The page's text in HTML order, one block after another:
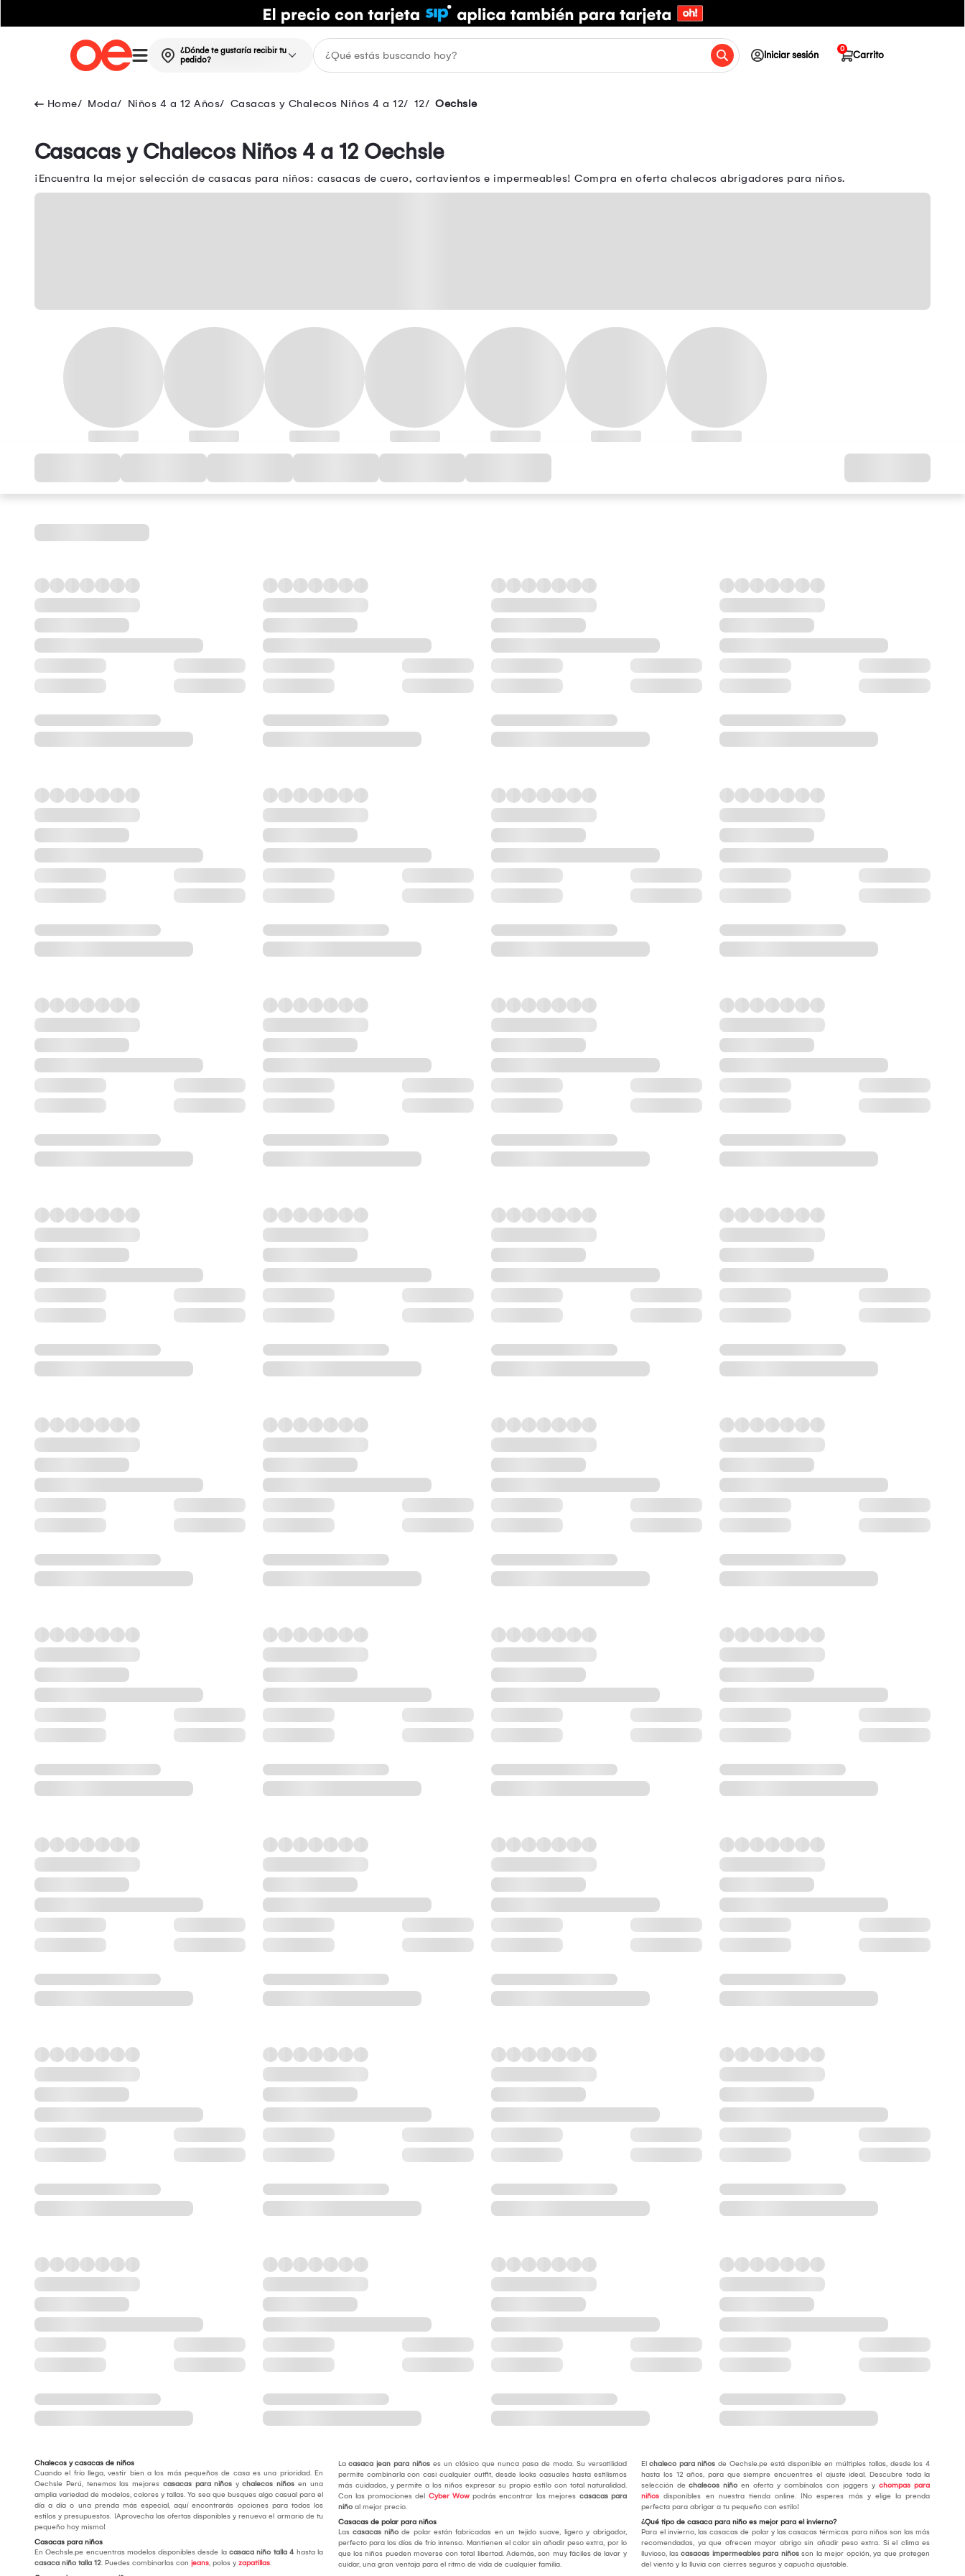
¿Dónde te gustaría recibir tu
pedido?
Iniciar sesión Carrito
0
Moda Niños 4 a 12 Años Casacas y Chalecos Niños 4 a 12 12 Oechsle
Casacas y Chalecos Niños 4 a 12 Oechsle
¡Encuentra la mejor selección de casacas para niños: casacas de cuero, cortavientos e impermeables! Compra en oferta chalecos abrigadores para niños.
Chalecos y casacas de niños
Cuando el frío llega, vestir bien a los más pequeños de casa es una prioridad. En
Oechsle Perú, tenemos las mejores casacas para niños y chalecos niños en una
amplia variedad de modelos, colores y tallas. Ya sea que busques algo casual para el
día a día o una prenda más especial, aquí encontrarás opciones para todos los
estilos y presupuestos. ¡Aprovecha las ofertas disponibles y renueva el armario de tu
pequeño hoy mismo!
Casacas para niños
En Oechsle.pe encuentras modelos disponibles desde la casaca niño talla 4 hasta la
casaca niño talla 12. Puedes combinarlas con jeans, polos y zapatillas.
La casaca jean para niñoses un clásico que nunca pasa de moda. Su versatilidad
permite combinarla con casi cualquier outfit, desde looks casuales hasta estilismos
más cuidados, y permite a los niños expresar su propio estilo con total naturalidad.
Con las promociones del Cyber Wowpodrás encontrar las mejores casacas para
niñoal mejor precio.
Casacas de polar para niños
Las casacas niñode polar están fabricadas en un tejido suave, ligero y abrigador,
perfecto para los días de frío intenso. Mantienen el calor sin añadir peso extra, por lo
que los niños pueden moverse con total libertad. Además, son muy fáciles de lavar y
cuidar, una gran ventaja para el ritmo de vida de cualquier familia.
Elchaleco para niños de Oechsle.pe está disponible en múltiples tallas, desde los 4
hasta los 12 años, para que siempre encuentres el ajuste ideal. Descubre toda la
selección dechalecos niño en oferta y combínalos con joggers ychompas para
niños disponibles en nuestra tienda online. ¡No esperes más y elige la prenda
perfecta para abrigar a tu pequeño con estilo!
¿Qué tipo de casaca para niño es mejor para el invierno?
Para el invierno, las casacas de polar y las casacas térmicas para niños son las más
recomendadas, ya que ofrecen mayor abrigo sin añadir peso extra. Si el clima es
lluvioso, lascasacas impermeables para niñosson la mejor opción, ya que protegen
del viento y la lluvia con cierres seguros y capucha ajustable.